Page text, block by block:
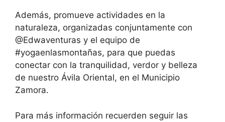
Además, promueve actividades en la
naturaleza, organizadas conjuntamente con
@Edwaventuras y el equipo de
#yogaenlasmontañas, para que puedas
conectar con la tranquilidad, verdor y belleza
de nuestro Ávila Oriental, en el Municipio
Zamora.
Para más información recuerden seguir las